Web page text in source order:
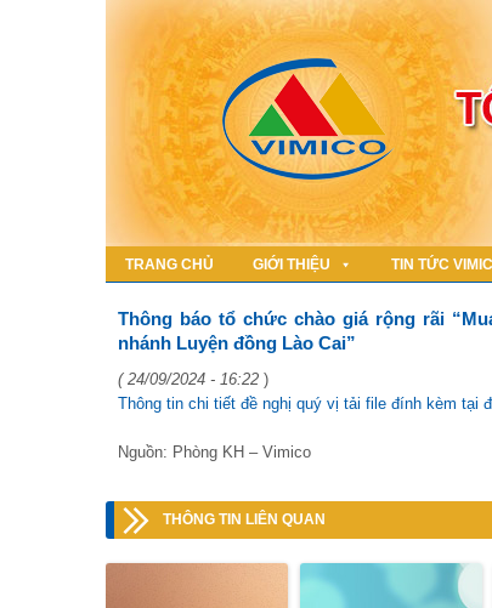
TRANG CHỦ GIỚI THIỆU TIN TỨC
Thông báo tổ chức chào giá rộng rãi
nhánh Luyện đồng Lào Cai”
( 24/09/2024 - 16:22 )
Thông tin chi tiết đề nghị quý vị tải file đính kèm tại
Nguồn: Phòng KH – Vimico
THÔNG TIN LIÊN QUAN